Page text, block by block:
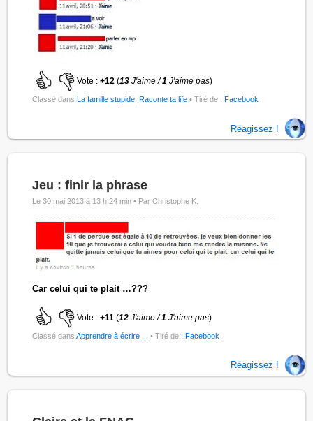
Vote :+12 (13J'aime /1 J'aime pas)
Classé dansLa famille stupide ,Raconte ta life • Tiré de :Facebook
Réagissez !
Jeu : finir la phrase
Le 30 mai 2013 à 13 h 24 min • Par Christophe K.
Car celui qui te plait …???
Vote :+11 (12J'aime /1 J'aime pas)
Classé dansApprendre à écrire ... • Tiré de :Facebook
Réagissez !